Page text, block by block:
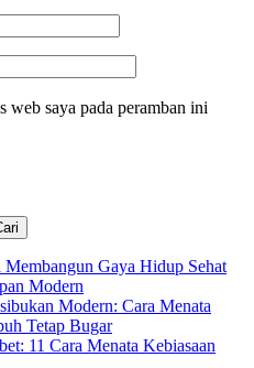
web saya pada peramban ini
Gaya Hidup Sehat
Modern
Modern: Cara Menata
Tetap Bugar
11 Cara Menata Kebiasaan